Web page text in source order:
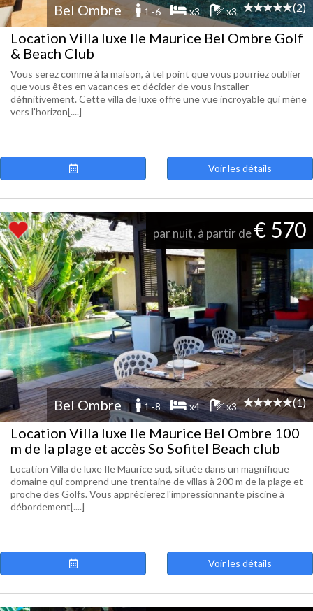
Bel Ombre 1 -6 x3 x3 (2)
Location Villa luxe Ile Maurice Bel Ombre Golf
& Beach Club
Vous serez comme à la maison, à tel point que vous pourriez oublier
que vous êtes en vacances et décider de vous installer
définitivement. Cette villa de luxe offre une vue incroyable qui mène
vers l'horizon[....]
Voir les détails
par nuit, à partir de€ 570
Bel Ombre 1 -8 x4 x3 (1)
Location Villa luxe Ile Maurice Bel Ombre 100
m de la plage et accès So Sofitel Beach club
Location Villa de luxe Ile Maurice sud, située dans un magnifique
domaine qui comprend une trentaine de villas à 200 m de la plage et
proche des Golfs. Vous apprécierez l'impressionnante piscine à
débordement[....]
Voir les détails